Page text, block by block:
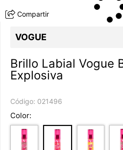
Compartir
VOGUE
Brillo Labial Vogue
Explosiva
Código: 021496
Color: